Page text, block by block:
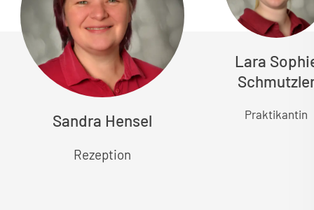
Sandra Hensel
Rezeption
Lara
Praktikantin